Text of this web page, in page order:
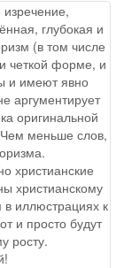
глубокая и
(в том числе
четкой форме, и
и имеют явно
аргументирует
оригинальной
меньше слов,
христианские
христианскому
иллюстрациях к
и просто будут
росту.